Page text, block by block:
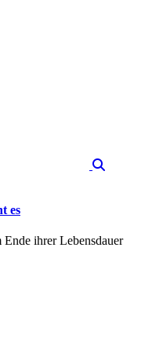
es
Ende ihrer Lebensdauer